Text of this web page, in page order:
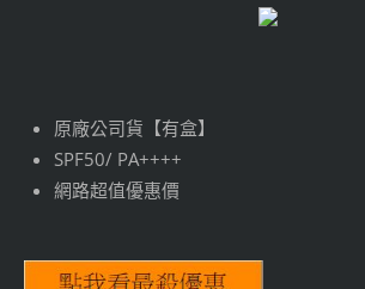
原廠公司貨【有盒】
SPF50/ PA++++
網路超值優惠價